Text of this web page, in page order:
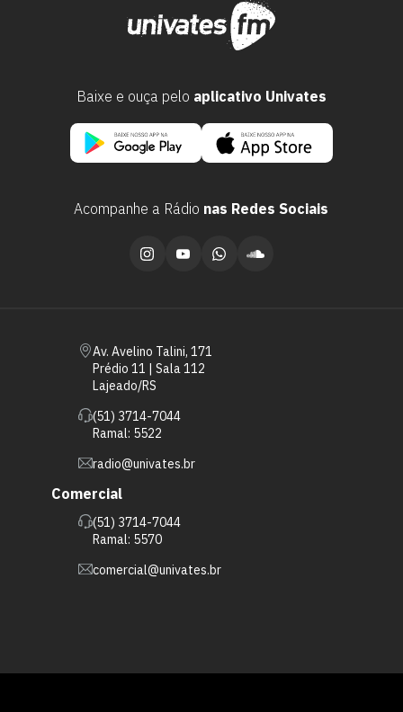
Av. Avelino Talini, 171
Prédio 11 | Sala 112
Lajeado/RS
(51) 3714-7044
Ramal: 5522
radio@univates.br
Comercial
(51) 3714-7044
Ramal: 5570
comercial@univates.br
Acompanhe a Rádio nas Redes Sociais
Baixe e ouça pelo aplicativo Univates
Escolha a vaga que você
quer concorrer:
vagas a partir do 2º ano de curso